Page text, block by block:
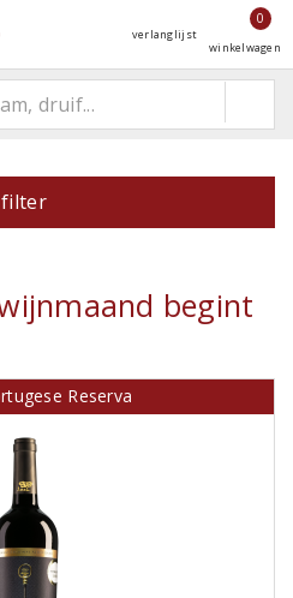
verlanglijst
0
winkelwagen
filter
begint
Reserva